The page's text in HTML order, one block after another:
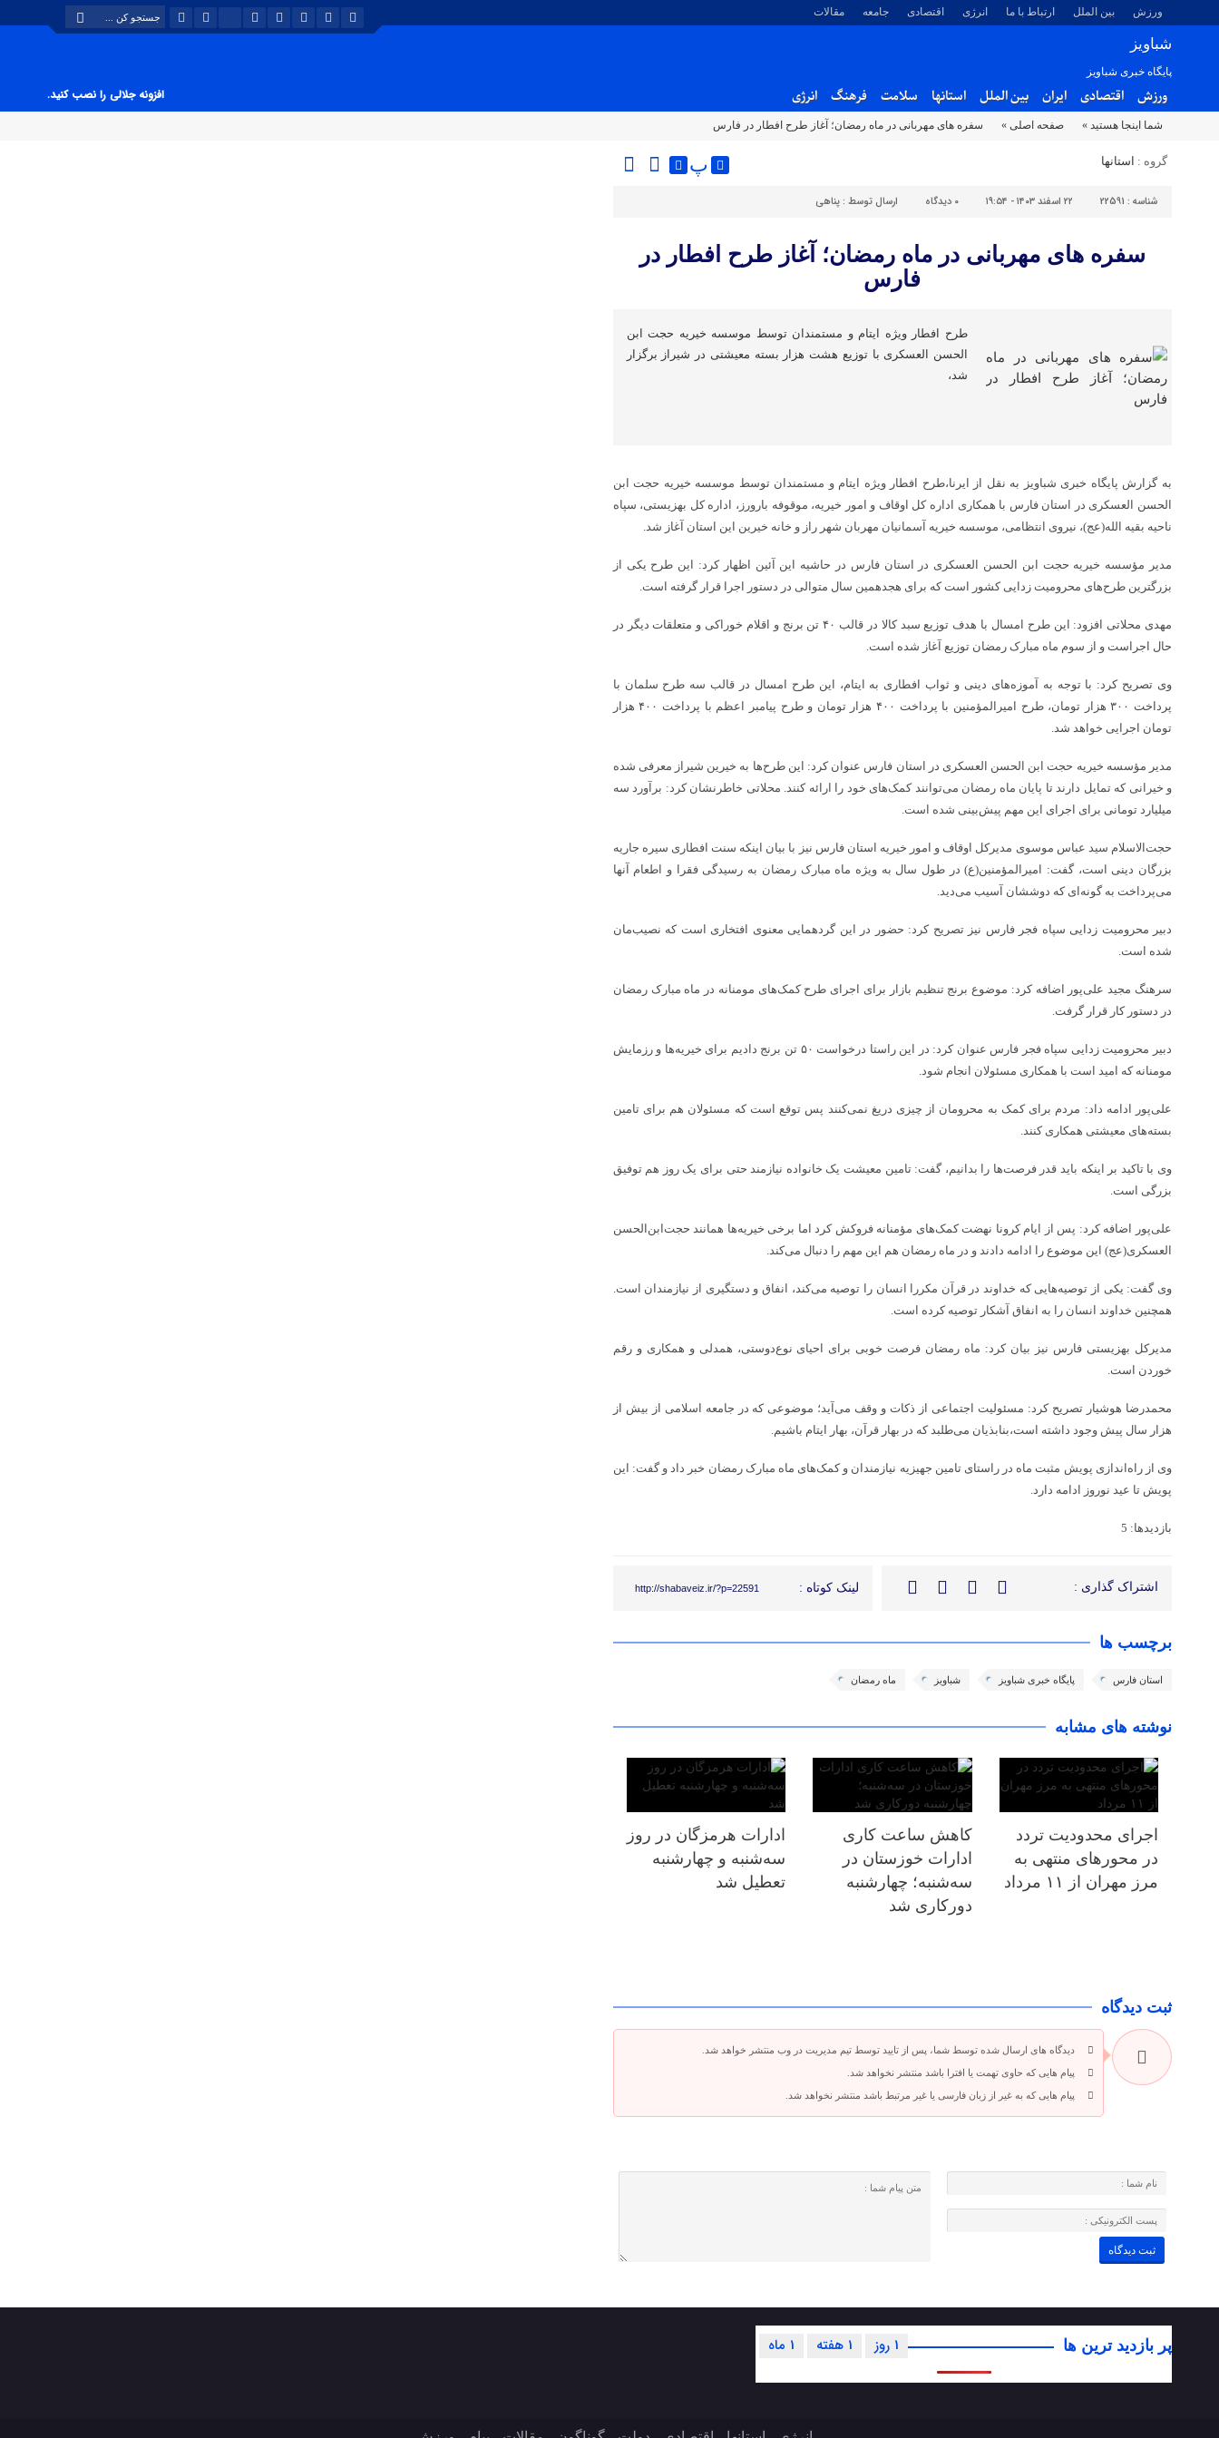
ورزش بین الملل ارتباط با ما انرژی اقتصادی جامعه مقالات
شباویز
پایگاه خبری شباویز
ورزش اقتصادی ایران بین الملل استانها سلامت فرهنگ انرژی افزونه جلالی را نصب کنید.
شما اینجا هستید » صفحه اصلی » سفره های مهربانی در ماه رمضان؛ آغاز طرح افطار در فارس
گروه : استانها پ
شناسه : 22591 ۲۲ اسفند ۱۴۰۳ - ۱۹:۵۴ ۰ دیدگاه ارسال توسط : پناهی
سفره های مهربانی در ماه رمضان؛ آغاز طرح افطار در
فارس
طرح افطار ویژه ایتام و مستمندان توسط موسسه خیریه حجت‌ ابن
الحسن العسکری با توزیع هشت هزار بسته معیشتی در شیراز برگزار
شد،
به گزارش پایگاه خبری شباویز به نقل از ایرنا،طرح افطار ویژه ایتام و مستمندان توسط موسسه خیریه حجت‌ ابن
الحسن العسکری در استان فارس با همکاری اداره کل اوقاف و امور خیریه، موقوفه بارورز، اداره کل بهزیستی، سپاه
ناحیه بقیه الله(عج)، نیروی انتظامی، موسسه خیریه آسمانیان مهربان شهر راز و خانه خیرین این استان آغاز شد.
مدیر مؤسسه خیریه حجت‌ ابن الحسن العسکری در استان فارس در حاشیه این آئین اظهار کرد: این طرح یکی از
بزرگترین طرح‌های محرومیت زدایی کشور است که برای هجدهمین سال متوالی در دستور اجرا قرار گرفته است.
مهدی محلاتی افزود: این طرح امسال با هدف توزیع سبد کالا در قالب ۴۰ تن برنج و اقلام خوراکی و متعلقات دیگر در
حال اجراست و از سوم ماه مبارک رمضان توزیع آغاز شده است.
وی تصریح کرد: با توجه‌ به آموزه‌های دینی و ثواب افطاری به ایتام، این طرح امسال در قالب سه طرح سلمان با
پرداخت ۳۰۰ هزار تومان، طرح امیرالمؤمنین با پرداخت ۴۰۰ هزار تومان و طرح پیامبر اعظم با پرداخت ۴۰۰ هزار
تومان اجرایی خواهد شد.
مدیر مؤسسه خیریه حجت‌ ابن الحسن العسکری در استان فارس عنوان کرد: این طرح‌ها به خیرین شیراز معرفی شده
و خیرانی که تمایل دارند تا پایان ماه رمضان می‌توانند کمک‌های خود را ارائه کنند. محلاتی خاطرنشان کرد: برآورد سه
میلیارد تومانی برای اجرای این مهم پیش‌بینی شده است.
حجت‌الاسلام سید عباس موسوی مدیرکل اوقاف و امور خیریه استان فارس نیز با بیان اینکه سنت افطاری سیره جاریه
بزرگان دینی است، گفت: امیرالمؤمنین(ع) در طول سال به ویژه ماه مبارک رمضان به رسیدگی فقرا و اطعام آنها
می‌پرداخت به گونه‌ای که دوششان آسیب می‌دید.
دبیر محرومیت زدایی سپاه فجر فارس نیز تصریح کرد: حضور در این گردهمایی معنوی افتخاری است که نصیب‌مان
شده است.
سرهنگ مجید علی‌پور اضافه کرد: موضوع برنج تنظیم بازار برای اجرای طرح‌ کمک‌های مومنانه در ماه مبارک رمضان
در دستور کار قرار گرفت.
دبیر محرومیت زدایی سپاه فجر فارس عنوان کرد: در این راستا درخواست ۵۰ تن برنج دادیم برای خیریه‌ها و رزمایش
مومنانه که امید است با همکاری مسئولان انجام شود.
علی‌پور ادامه داد: مردم برای کمک به محرومان از چیزی دریغ نمی‌کنند پس توقع است که مسئولان هم برای تامین
بسته‌های معیشتی همکاری کنند.
وی با تاکید بر اینکه باید قدر فرصت‌ها را بدانیم، گفت: تامین معیشت یک خانواده نیازمند حتی برای یک روز هم توفیق
بزرگی است.
علی‌پور اضافه کرد: پس از ایام کرونا نهضت کمک‌های مؤمنانه فروکش کرد اما برخی خیریه‌ها همانند حجت‌ابن‌الحسن
العسکری(عج) این موضوع را ادامه دادند و در ماه رمضان هم این مهم را دنبال می‌کند.
وی گفت: یکی از توصیه‌هایی که خداوند در قرآن مکررا انسان را توصیه می‌کند، انفاق و دستگیری از نیازمندان است.
همچنین خداوند انسان را به انفاق آشکار توصیه کرده است.
مدیرکل بهزیستی فارس نیز بیان کرد: ماه رمضان فرصت خوبی برای احیای نوع‌دوستی، همدلی و همکاری و رقم
خوردن است.
محمدرضا هوشیار تصریح کرد: مسئولیت اجتماعی از ذکات و وقف می‌آید؛ موضوعی که در جامعه اسلامی از بیش از
هزار سال پیش وجود داشته است،بنابذیان می‌طلبد که در بهار قرآن، بهار ایتام باشیم.
وی از راه‌اندازی پویش مثبت ماه در راستای تامین جهیزیه نیازمندان و کمک‌های ماه مبارک رمضان خبر داد و گفت: این
پویش تا عید نوروز ادامه دارد.
بازدیدها: 5
اشتراک گذاری : لینک کوتاه : http://shabaveiz.ir/?p=22591
برچسب ها
استان فارس پایگاه خبری شباویز شباویز ماه رمضان
نوشته های مشابه
اجرای محدودیت تردد
در محورهای منتهی به
مرز مهران از ۱۱ مرداد
کاهش ساعت کاری
ادارات خوزستان در
سه‌شنبه؛ چهارشنبه
دورکاری شد
ادارات هرمزگان در روز
سه‌شنبه و چهارشنبه
تعطیل شد
ثبت دیدگاه
دیدگاه های ارسال شده توسط شما، پس از تایید توسط تیم مدیریت در وب منتشر خواهد شد.
پیام هایی که حاوی تهمت یا افترا باشد منتشر نخواهد شد.
پیام هایی که به غیر از زبان فارسی یا غیر مرتبط باشد منتشر نخواهد شد.
پر بازدید ترین ها 1 ماه 1 هفته 1 روز